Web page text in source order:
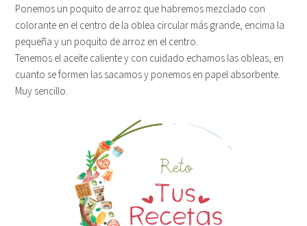
Ponemos un poquito de arroz que habremos mezclado con
colorante en el centro de la oblea circular más grande, encima la
pequeña y un poquito de arroz en el centro.
Tenemos el aceite caliente y con cuidado echamos las obleas, en
cuanto se formen las sacamos y ponemos en papel absorbente.
Muy sencillo.